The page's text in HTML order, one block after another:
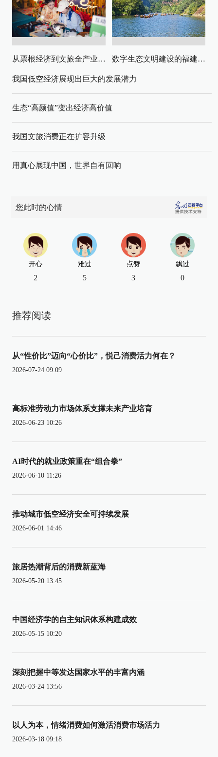
从票根经济到文旅全产业链升级 数字生态文明建设的福建路径与启示
我国低空经济展现出巨大的发展潜力
生态“高颜值”变出经济高价值
我国文旅消费正在扩容升级
用真心展现中国，世界自有回响
您此时的心情
开心
2
难过
5
点赞
3
飘过
0
推荐阅读
从“性价比”迈向“心价比”，悦己消费活力何在？
2026-07-24 09:09
高标准劳动力市场体系支撑未来产业培育
2026-06-23 10:26
AI时代的就业政策重在“组合拳”
2026-06-10 11:26
推动城市低空经济安全可持续发展
2026-06-01 14:46
旅居热潮背后的消费新蓝海
2026-05-20 13:45
中国经济学的自主知识体系构建成效
2026-05-15 10:20
深刻把握中等发达国家水平的丰富内涵
2026-03-24 13:56
以人为本，情绪消费如何激活消费市场活力
2026-03-18 09:18